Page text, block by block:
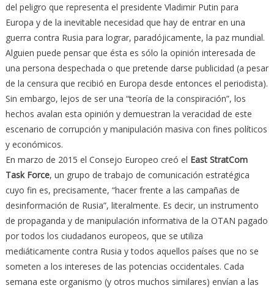
del peligro que representa el presidente Vladimir Putin para
Europa y de la inevitable necesidad que hay de entrar en una
guerra contra Rusia para lograr, paradójicamente, la paz mundial.
Alguien puede pensar que ésta es sólo la opinión interesada de
una persona despechada o que pretende darse publicidad (a pesar
de la censura que recibió en Europa desde entonces el periodista).
Sin embargo, lejos de ser una “teoría de la conspiración”, los
hechos avalan esta opinión y demuestran la veracidad de este
escenario de corrupción y manipulación masiva con fines políticos
y económicos.
En marzo de 2015 el Consejo Europeo creó el East StratCom
Task Force, un grupo de trabajo de comunicación estratégica
cuyo fin es, precisamente, “hacer frente a las campañas de
desinformación de Rusia”, literalmente. Es decir, un instrumento
de propaganda y de manipulación informativa de la OTAN pagado
por todos los ciudadanos europeos, que se utiliza
mediáticamente contra Rusia y todos aquellos países que no se
someten a los intereses de las potencias occidentales. Cada
semana este organismo (y otros muchos similares) envían a las